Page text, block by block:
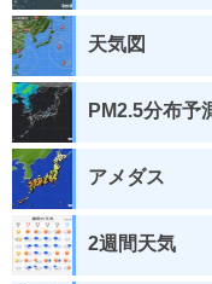
天気図
PM2.5分布予
アメダス
2週間天気